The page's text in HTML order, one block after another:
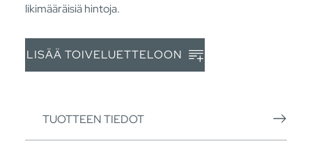
likimääräisiä hintoja.
LISÄÄ TOIVELUETTELOON
TUOTTEEN TIEDOT